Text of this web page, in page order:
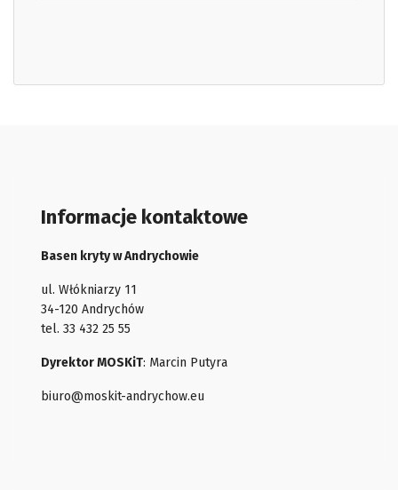
Informacje kontaktowe
Basen kryty w Andrychowie
ul. Włókniarzy 11
34-120 Andrychów
tel. 33 432 25 55
Dyrektor MOSKiT: Marcin Putyra
biuro@moskit-andrychow.eu